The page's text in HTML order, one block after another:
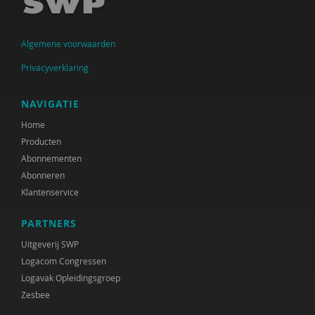
Jan Jukema
Carolien Konijn
J.K. Kool
Paul Kop
Cindy Kruijthof
M.H. Nagtegaal
Coby Nell
Gabriël Prinsenberg
Joke Ravensbergen
Han Spanjaard
Algemene voorwaarden
Privacyverklaring
NAVIGATIE
Home
Producten
Abonnementen
Abonneren
Klantenservice
PARTNERS
Uitgeverij SWP
Logacom Congressen
Logavak Opleidingsgroep
Zesbee